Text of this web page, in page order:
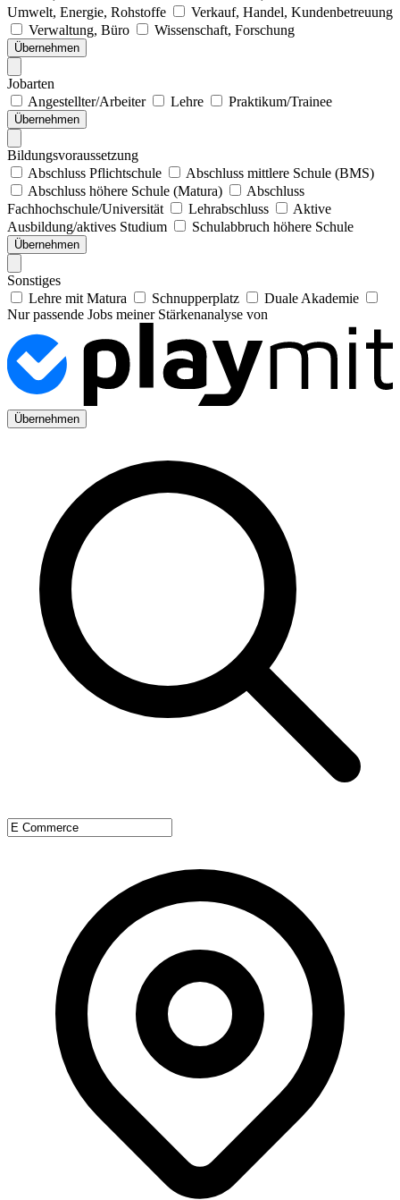
Umwelt, Energie, Rohstoffe
Verkauf, Handel, Kundenbetreuung
Verwaltung, Büro
Wissenschaft, Forschung
Übernehmen
Jobarten
Angestellter/Arbeiter
Lehre Praktikum/Trainee
Übernehmen
Bildungsvoraussetzung
Abschluss Pflichtschule
Abschluss mittlere Schule (BMS)
Abschluss höhere Schule (Matura)
Abschluss
Fachhochschule/Universität
Lehrabschluss
Aktive
Ausbildung/aktives Studium
Schulabbruch höhere Schule
Übernehmen
Sonstiges
Lehre mit Matura
Schnupperplatz
Duale Akademie
Nur passende Jobs meiner Stärkenanalyse von
Übernehmen